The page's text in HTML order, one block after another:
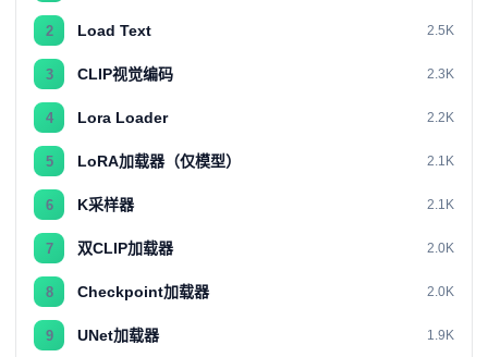
2 Load Text 2.5K
3 CLIP视觉编码 2.3K
4 Lora Loader 2.2K
5 LoRA加载器（仅模型） 2.1K
6 K采样器 2.1K
7 双CLIP加载器 2.0K
8 Checkpoint加载器 2.0K
9 UNet加载器 1.9K